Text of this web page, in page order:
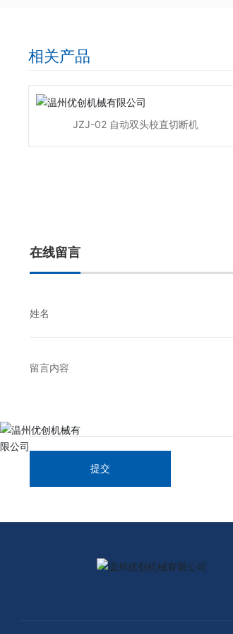
相关产品
JZJ-02 自动双头校直切断机
在线留言
姓名
留言内容
提交